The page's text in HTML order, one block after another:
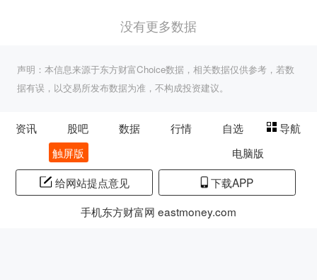
没有更多数据
声明：本信息来源于东方财富Choice数据，相关数据仅供参考，若数
据有误，以交易所发布数据为准，不构成投资建议。
资讯 股吧 数据 行情 自选
导航
触屏版
电脑版
给网站提点意见
下载APP
手机东方财富网 eastmoney.com